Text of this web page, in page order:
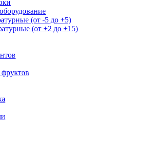
(от -5 до +5)
(от +2 до +15)